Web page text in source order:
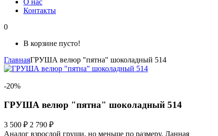
О нас
Контакты
0
В корзине пусто!
ГлавнаяГРУША велюр "пятна" шоколадный 514
-20%
ГРУША велюр "пятна" шоколадный 514
3 500 ₽ 2 790 ₽
Аналог взрослой груши, но меньше по размеру. Данная